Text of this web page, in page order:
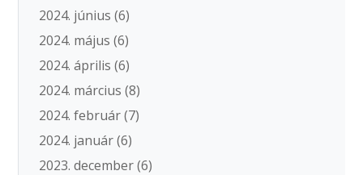
2024. június (6)
2024. május (6)
2024. április (6)
2024. március (8)
2024. február(7)
2024. január(6)
2023. december(6)